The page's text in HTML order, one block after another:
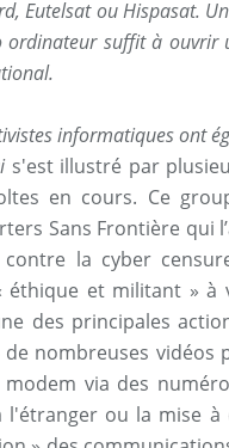
Eutelsat ou Hispasat.
suffit à ouvrir
informatiques ont
s'est illustré par
en cours. Ce
Sans Frontière qui
la cyber
éthique et militant » à
des principales
nombreuses vidéos
via des
l'étranger ou la mise